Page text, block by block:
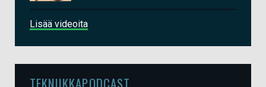
Lisää videoita
TEKNIIKKAPODCAST